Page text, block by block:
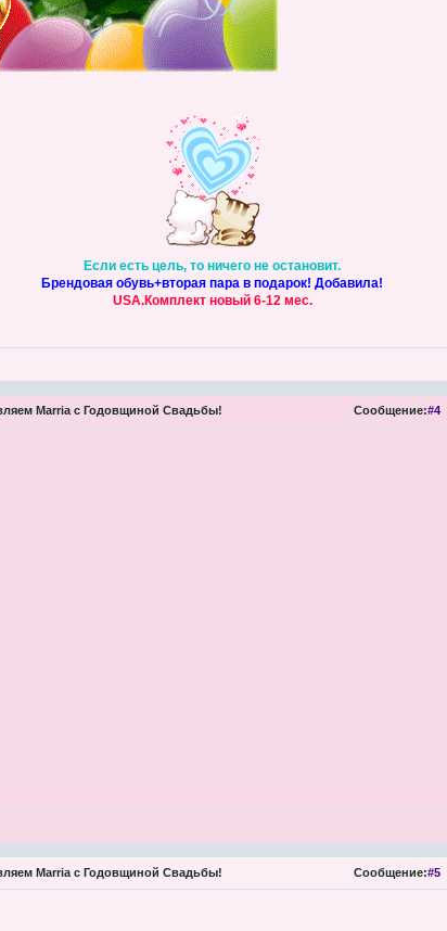
Если есть цель, то ничего не остановит.
Брендовая обувь+вторая пара в подарок! Добавила!
USA.Комплект новый 6-12 мес.
Marria с Годовщиной Свадьбы! Сообщение:#4
Marria с Годовщиной Свадьбы! Сообщение:#5